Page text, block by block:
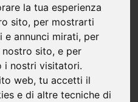
la tua esperienza
sito, per mostrarti
e annunci mirati, per
sito, e per
i nostri visitatori.
web, tu accetti il
e di altre tecniche di